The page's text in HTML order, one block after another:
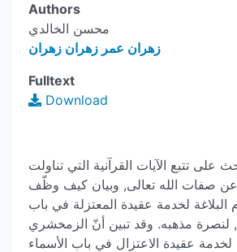
Authors
محسن الخالدي
زهران عمر زهران زهران
Fulltext
Download
على تتبع الآيات القرآنية التي تناولت
صفات الله تعالى, وبيان كيف وظّف
لخدمة عقيدة المعتزلة في باب
لنصرة مذهبه. وقد تبين أنّ الزمخشري
عقيدة الاعتزال في باب الأسماء